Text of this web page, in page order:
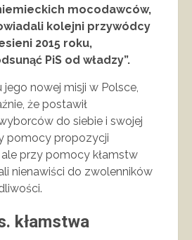
mocodawców,
kolejni przywódcy
2015 roku,
PiS od władzy”.
nowej misji w Polsce,
że postawił
do siebie i swojej
pomocy propozycji
przy pomocy kłamstw
nienawiści do zwolenników
kłamstwa